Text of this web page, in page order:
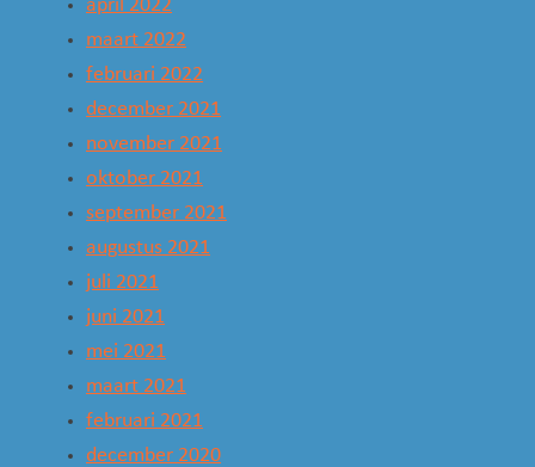
april 2022
maart 2022
februari 2022
december 2021
november 2021
oktober 2021
september 2021
augustus 2021
juli 2021
juni 2021
mei 2021
maart 2021
februari 2021
december 2020